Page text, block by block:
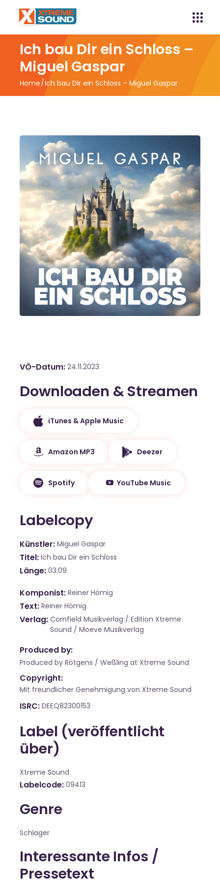
Ich bau Dir ein Schloss –
Miguel Gaspar
Home Ich bau Dir ein Schloss – Miguel Gaspar
VÖ-Datum 24.11.2023
Downloaden & Streamen
iTunes & Apple Music
Amazon MP3 Deezer
Spotify YouTube Music
Labelcopy
Künstler Miguel Gaspar
Titel Ich bau Dir ein Schloss
Länge 03:09
Komponist Reiner Hömig
Text Reiner Hömig
Verlag Cornfield Musikverlag / Edition Xtreme
Sound / Moeve Musikverlag
Produced by:
Produced by Rötgens / Weßling at Xtreme Sound
Copyright:
Mit freundlicher Genehmigung von Xtreme Sound
ISRC DEEQ82300153
Label (veröffentlicht
über)
Xtreme Sound
Labelcode 09413
Genre
Schlager
Interessante Infos /
Pressetext